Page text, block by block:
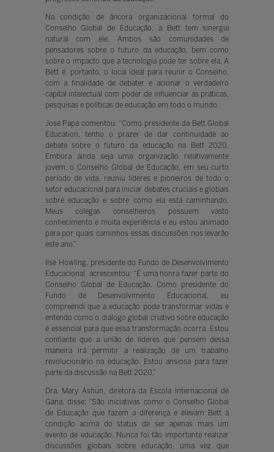
Na condição de âncora organizacional formal do
Conselho Global de Educação, a Bett tem sinergia
natural com ele. Ambos são comunidades de
pensadores sobre o futuro da educação, bem como
sobre o impacto que a tecnologia pode ter sobre ela. A
Bett é, portanto, o local ideal para reunir o Conselho,
com a finalidade de debater e acionar o verdadeiro
capital intelectual com poder de influenciar as práticas,
pesquisas e políticas de educação em todo o mundo.
Jose Papa comentou: “Como presidente da Bett Global
Education, tenho o prazer de dar continuidade ao
debate sobre o futuro da educação na Bett 2020.
Embora ainda seja uma organização relativamente
jovem, o Conselho Global de Educação, em seu curto
período de vida, reuniu líderes e pioneiros de todo o
setor educacional para iniciar debates cruciais e globais
sobre educação e sobre como ela está caminhando.
Meus colegas conselheiros possuem vasto
conhecimento e muita experiência e eu estou animado
para por quais caminhos essas discussões nos levarão
este ano.”
Ilse Howling, presidente do Fundo de Desenvolvimento
Educacional, acrescentou: “É uma honra fazer parte do
Conselho Global de Educação. Como presidente do
Fundo de Desenvolvimento Educacional, eu
compreendi que a educação pode transformar vidas e
entendo como o diálogo global criativo sobre educação
é essencial para que essa transformação ocorra. Estou
confiante que a união de líderes que pensem dessa
maneira irá permitir a realização de um trabalho
revolucionário na educação. Estou ansiosa para fazer
parte da discussão na Bett 2020.”
Dra. Mary Ashun, diretora da Escola Internacional de
Gana, disse: “São iniciativas como o Conselho Global
de Educação que fazem a diferença e elevam Bett à
condição acima do status de ser apenas mais um
evento de educação. Nunca foi tão importante realizar
discussões globais sobre educação, uma vez que